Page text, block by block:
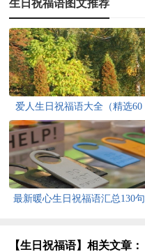
生日祝福语图文推荐
爱人生日祝福语大全（精选60
句）
最新暖心生日祝福语汇总130句
【生日祝福语】相关文章：